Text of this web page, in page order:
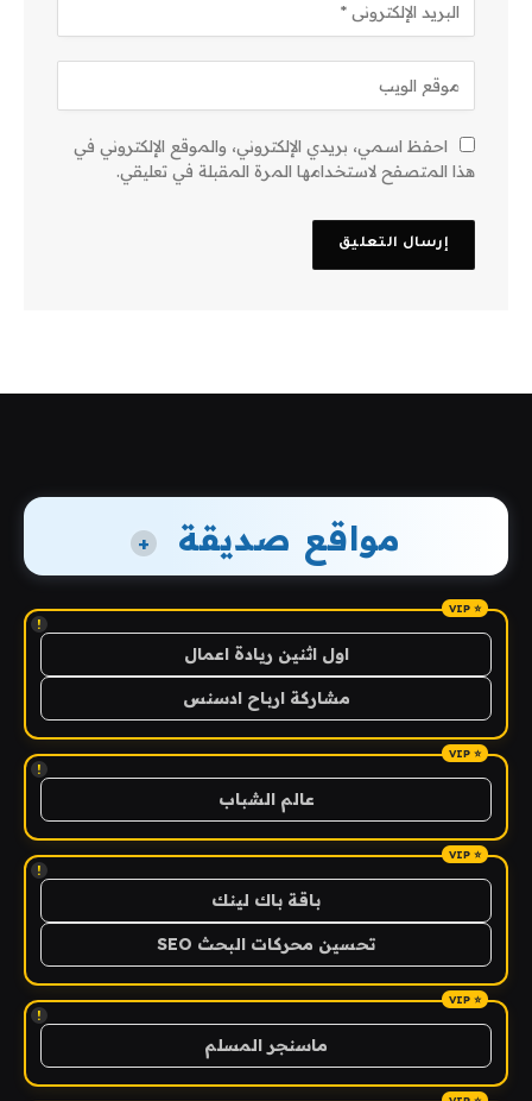
احفظ اسمي، بريدي الإلكتروني، والموقع الإلكتروني في
هذا المتصفح لاستخدامها المرة المقبلة في تعليقي.
مواقع صديقة +
!
اول اثنين ريادة اعمال
مشاركة ارباح ادسنس
!
عالم الشباب
!
باقة باك لينك
تحسين محركات البحث SEO
!
ماسنجر المسلم